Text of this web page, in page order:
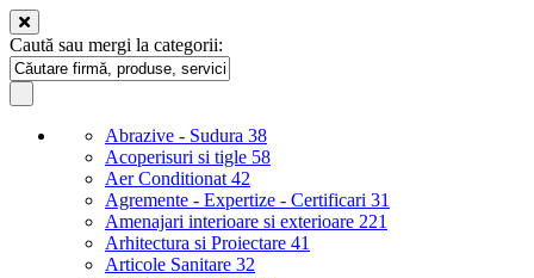
Caută sau mergi la categorii:
Abrazive - Sudura 38
Acoperisuri si tigle 58
Aer Conditionat 42
Agremente - Expertize - Certificari 31
Amenajari interioare si exterioare 221
Arhitectura si Proiectare 41
Articole Sanitare 32